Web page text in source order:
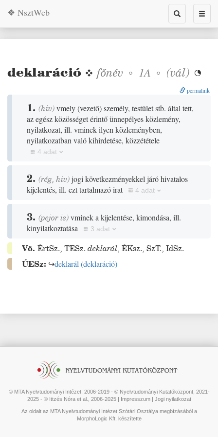
Toggle
search
❖ NsztWeb
deklaráció ❖ főnév ◦ 1A ◦ (vál) 
permalink
1. (hiv)vmely(vezető)személy, testület stb. által tett,
az egész közösséget érintő ünnepélyes közlemény,
nyilatkozat, ill. vminek ilyen közleményben,
nyilatkozatban való kihirdetése, közzététele
4 adat
2. (rég, hiv)jogi következményekkel járó hivatalos
kijelentés, ill. ezt tartalmazó irat
4 adat
3. (pejoris)vminek a kijelentése, kimondása, ill.
kinyilatkoztatása
3 adat
Vö. ÉrtSz.; TESz. deklarál; ÉKsz.; SzT.; IdSz.
ÚESz: ↪deklarál (deklaráció)
© MTA Nyelvtudományi Intézet, 2006-2019 - © Nyelvtudományi Kutatóközpont, 2021-
2025 - © Ittzés Nóra et al., 2006-2025 | Impresszum| Jogi nyilatkozat
Az oldalt az MTA Nyelvtudományi Intézet Szótári Osztálya megbízásából a
MorphoLogic Kft. készítette